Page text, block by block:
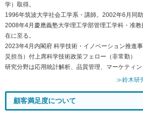
学）取得。
1996年筑波大学社会工学系・講師。2002年6月同助
2008年4月慶應義塾大学理工学部管理工学科・准
在に至る。
2023年4月内閣府 科学技術・イノベーション推進
災担当）付上席科学技術政策フェロー（非常勤）
研究分野は応用統計解析、品質管理、マーケティン
≫鈴木研
顧客満足度について